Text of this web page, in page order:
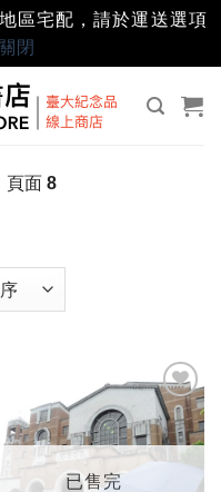
區宅配，請於運送選項
關閉
頁面 8
加入
「願
望輕
單」
已售完